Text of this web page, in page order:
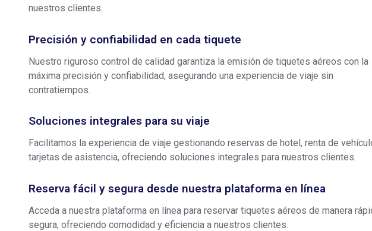
nuestros clientes.
Precisión y confiabilidad en cada tiquete
Nuestro riguroso control de calidad garantiza la emisión de tiquetes aéreos con la
máxima precisión y confiabilidad, asegurando una experiencia de viaje sin
contratiempos.
Soluciones integrales para su viaje
Facilitamos la experiencia de viaje gestionando reservas de hotel, renta de
tarjetas de asistencia, ofreciendo soluciones integrales para nuestros clientes.
Reserva fácil y segura desde nuestra plataforma en línea
Acceda a nuestra plataforma en línea para reservar tiquetes aéreos de manera
segura, ofreciendo comodidad y eficiencia a nuestros clientes.